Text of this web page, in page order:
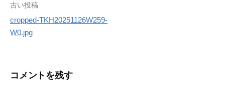
投
稿
古い投稿
cropped-TKH20251126W259-
W0.jpg
コメントを残す